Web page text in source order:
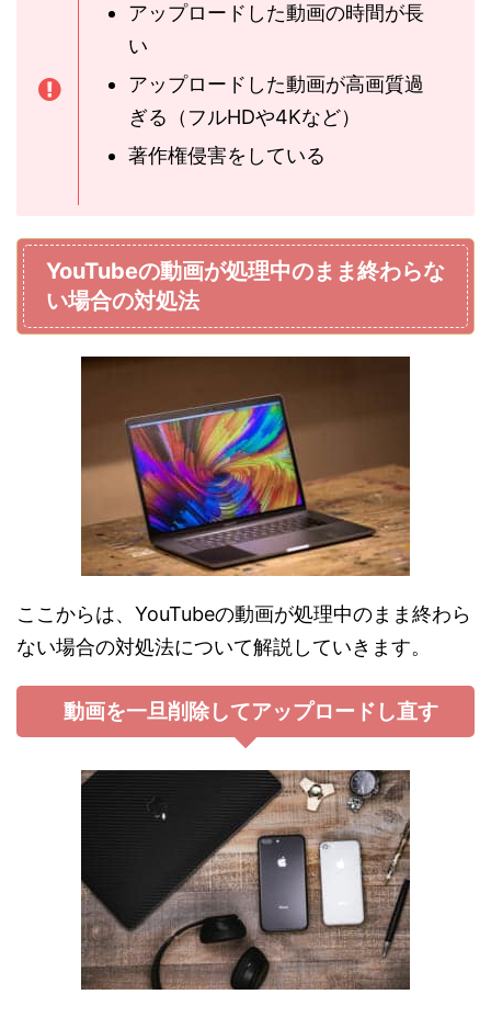
アップロードした動画の時間が長
い
アップロードした動画が高画質過
ぎる（フルHDや4Kなど）
著作権侵害をしている
YouTubeの動画が処理中のまま終わらな
い場合の対処法
ここからは、YouTubeの動画が処理中のまま終わら
ない場合の対処法について解説していきます。
動画を一旦削除してアップロードし直す